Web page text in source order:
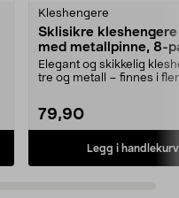
Kleshengere
Sklisikre
med metallpinne, 8-
Elegant og skikkelig
tre og metall – finnes i
79,90
Legg i handlekurv